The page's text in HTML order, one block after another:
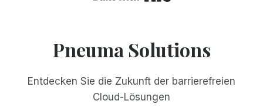
Pneuma Solutions
Entdecken Sie die Zukunft der barrierefreien
Cloud-Lösungen